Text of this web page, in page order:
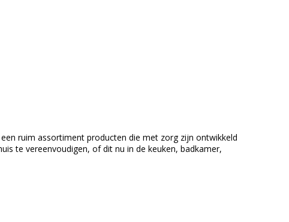
ruim assortiment producten die met zorg zijn ontwikkeld
te vereenvoudigen, of dit nu in de keuken, badkamer,